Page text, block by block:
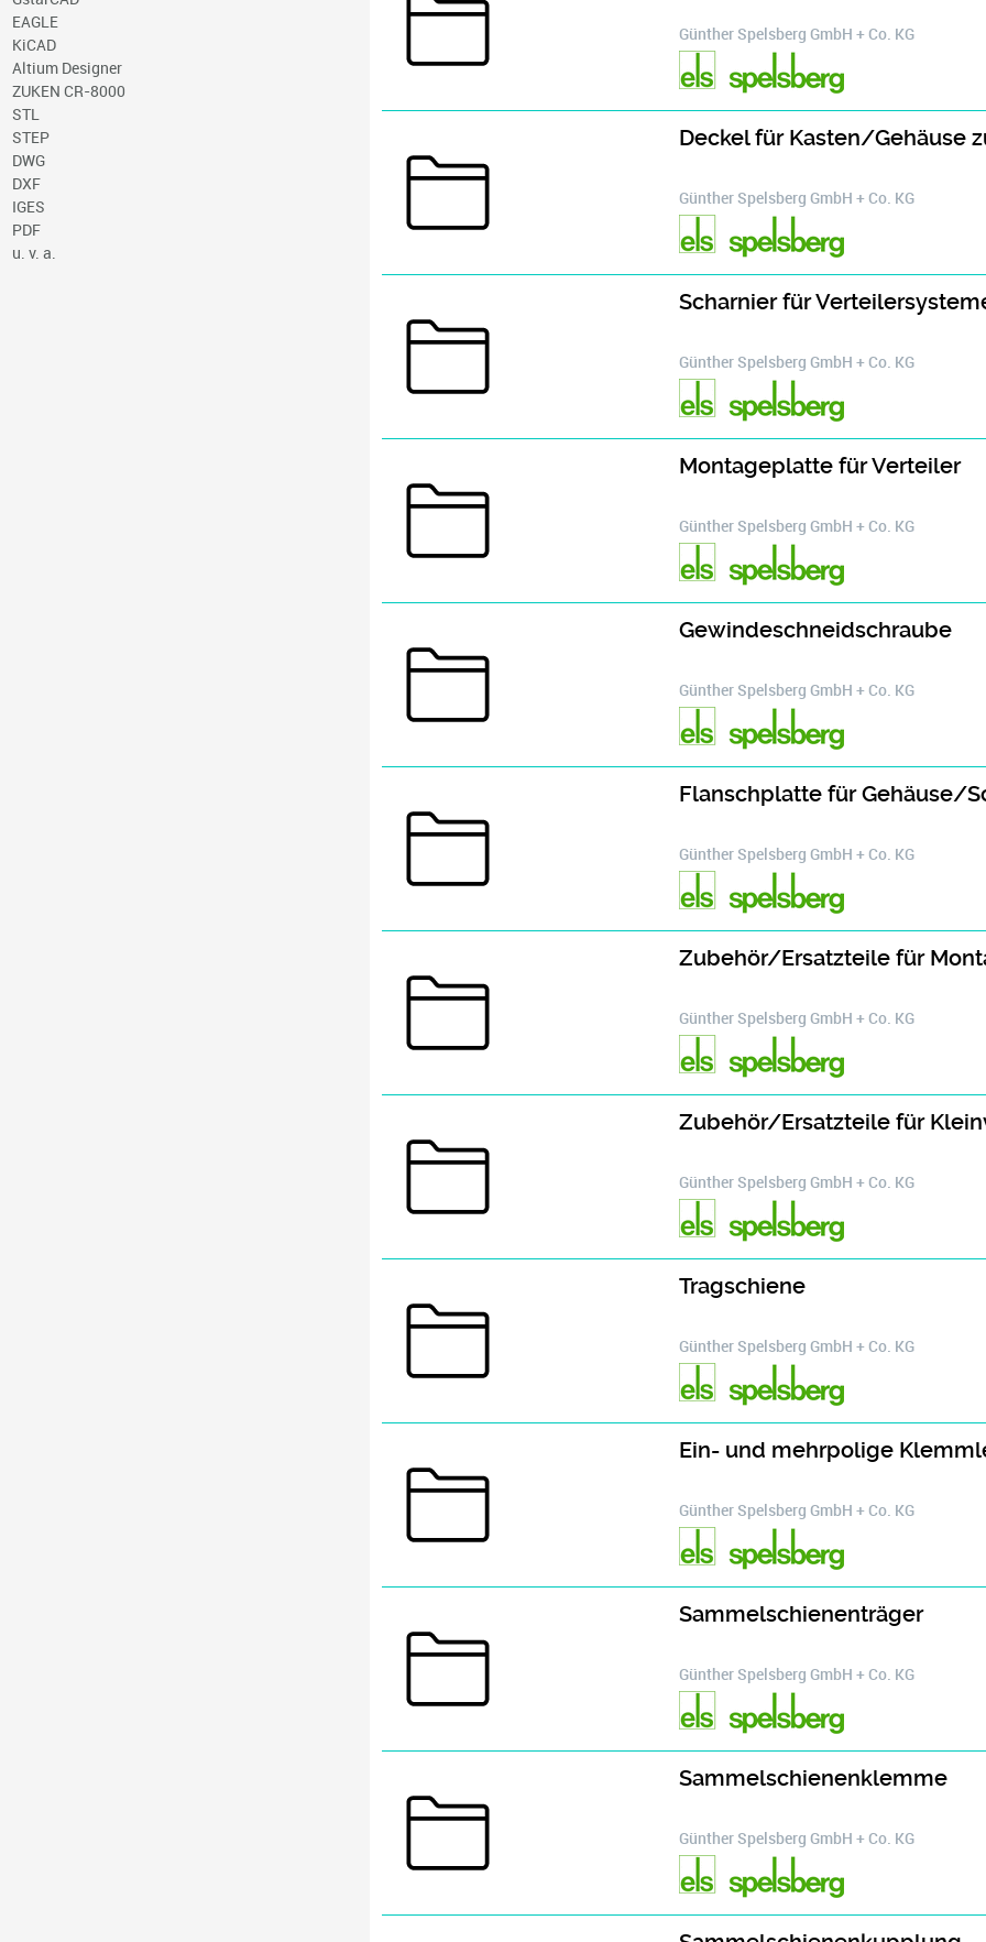
EAGLE
KiCAD
Altium Designer
ZUKEN CR-8000
STL
STEP
DWG
DXF
IGES
PDF
u. v. a.
Günther Spelsberg GmbH + Co. KG
Deckel für Kasten/Gehäuse
Günther Spelsberg GmbH + Co. KG
Scharnier für
Günther Spelsberg GmbH + Co. KG
Montageplatte für Verteiler
Günther Spelsberg GmbH + Co. KG
Gewindeschneidschraube
Günther Spelsberg GmbH + Co. KG
Flanschplatte für Gehäuse/
Günther Spelsberg GmbH + Co. KG
Zubehör/Ersatzteile für
Günther Spelsberg GmbH + Co. KG
Zubehör/Ersatzteile für
Günther Spelsberg GmbH + Co. KG
Tragschiene
Günther Spelsberg GmbH + Co. KG
Ein- und mehrpolige
Günther Spelsberg GmbH + Co. KG
Sammelschienenträger
Günther Spelsberg GmbH + Co. KG
Sammelschienenklemme
Günther Spelsberg GmbH + Co. KG